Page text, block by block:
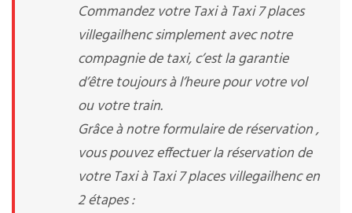
Commandez votre Taxi à Taxi 7 places
villegailhenc simplement avec notre
compagnie de taxi, c’est la garantie
d’être toujours à l’heure pour votre vol
ou votre train.
Grâce à notre formulaire de réservation ,
vous pouvez effectuer la réservation de
votre Taxi à Taxi 7 places villegailhenc en
2 étapes :